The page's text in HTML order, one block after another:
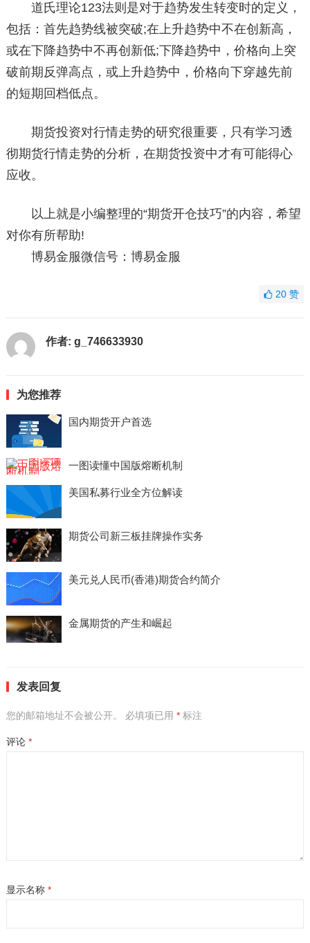
道氏理论123法则是对于趋势发生转变时的定义，
包括：首先趋势线被突破;在上升趋势中不在创新高，
或在下降趋势中不再创新低;下降趋势中，价格向上突
破前期反弹高点，或上升趋势中，价格向下穿越先前
的短期回档低点。
期货投资对行情走势的研究很重要，只有学习透
彻期货行情走势的分析，在期货投资中才有可能得心
应收。
以上就是小编整理的“期货开仓技巧”的内容，希望
对你有所帮助!
博易金服微信号：博易金服
20赞
作者: g_746633930
为您推荐
国内期货开户首选
一图读懂中国版熔断机制
美国私募行业全方位解读
期货公司新三板挂牌操作实务
美元兑人民币(香港)期货合约简介
金属期货的产生和崛起
发表回复
您的邮箱地址不会被公开。 必填项已用 *标注
评论 *
显示名称 *